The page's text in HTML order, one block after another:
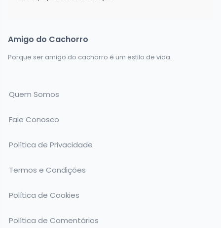
Amigo do Cachorro
Porque ser amigo do cachorro é um estilo de vida.
Quem Somos
Fale Conosco
Política de Privacidade
Termos e Condições
Política de Cookies
Política de Comentários